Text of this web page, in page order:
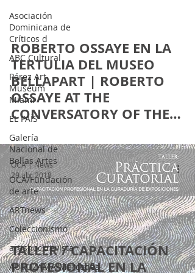
Asociación
Dominicana de
Críticos d
ABC Cultural
Pérez Art
Museum
Miami
EL PAÍS
Galería
Nacional de
Bellas Artes
OCA/Fundación
de arte
ARTnews
Coleccionismo
artishockrevista
AUTOZAMA/Mercedes-
ROBERTO OSSAYE EN LA
TERTULIA DEL MUSEO
BELLAPART | ROBERTO
OSSAYE AT THE
CONVERSATORY OF THE
BELLAP
TALLER / CAPACITACIÓN
PROFESIONAL EN LA
OCA | News
29 abr 2018